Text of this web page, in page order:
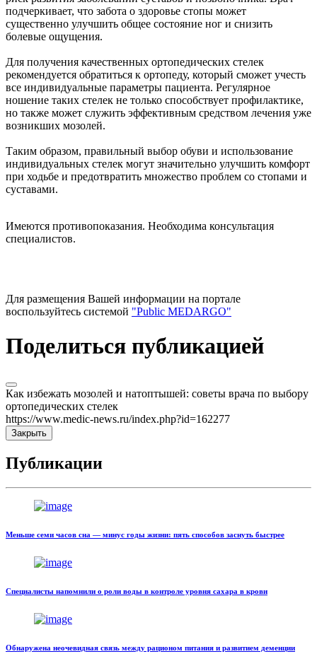
подчеркивает, что забота о здоровье стопы может
существенно улучшить общее состояние ног и снизить
болевые ощущения.
Для получения качественных ортопедических стелек
рекомендуется обратиться к ортопеду, который сможет учесть
все индивидуальные параметры пациента. Регулярное
ношение таких стелек не только способствует профилактике,
но также может служить эффективным средством лечения уже
возникших мозолей.
Таким образом, правильный выбор обуви и использование
индивидуальных стелек могут значительно улучшить комфорт
при ходьбе и предотвратить множество проблем со стопами и
суставами.
Имеются противопоказания. Необходима консультация
специалистов.
Для размещения Вашей информации на портале
воспользуйтесь системой "Public MEDARGO"
Поделиться публикацией
Как избежать мозолей и натоптышей: советы врача по выбору
ортопедических стелек
https://www.medic-news.ru/index.php?id=162277
Закрыть
Публикации
Меньше семи часов сна — минус годы жизни: пять способов заснуть быстрее
Специалисты напомнили о роли воды в контроле уровня сахара в крови
Обнаружена неочевидная связь между рационом питания и развитием деменции